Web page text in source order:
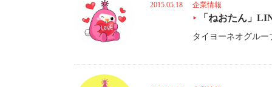
2015.05.18 企業情報
「ねおたん」